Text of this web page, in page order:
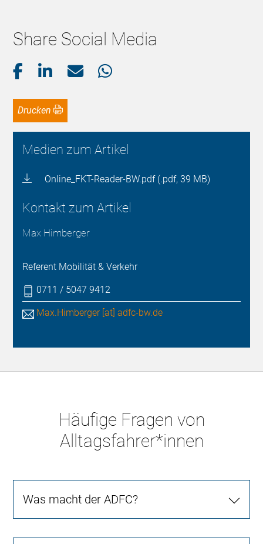
Share Social Media
Drucken
Medien zum Artikel
Online_FKT-Reader-BW.pdf (.pdf, 39 MB)
Kontakt zum Artikel
Max Himberger
Referent Mobilität & Verkehr
0711 / 5047 9412
Max.Himberger [at] adfc-bw.de
Häufige Fragen von
Alltagsfahrer*innen
Was macht der ADFC?